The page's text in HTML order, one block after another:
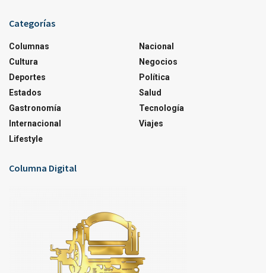
Categorías
Columnas
Cultura
Deportes
Estados
Gastronomía
Internacional
Lifestyle
Nacional
Negocios
Política
Salud
Tecnología
Viajes
Columna Digital